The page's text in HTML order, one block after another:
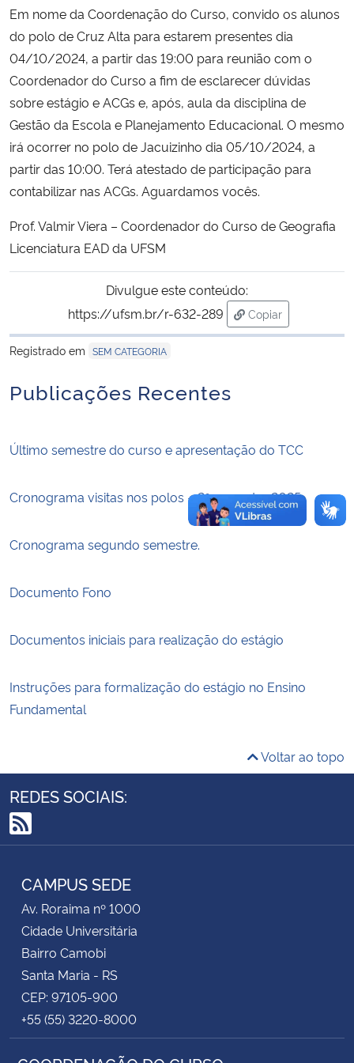
Ministério da Cidadania
Ministério da Saúde
Ministério de Minas e Energia
Ministério do Meio Ambiente
Ministério do Turismo
Controladoria-Geral da União
Ministério da Mulher, da Família e dos Direitos Humanos
Secretaria-Geral
Planalto
Em nome da Coordenação do Curso, convido os alunos
do polo de Cruz Alta para estarem presentes dia
04/10/2024, a partir das 19:00 para reunião com o
Coordenador do Curso a fim de esclarecer dúvidas
sobre estágio e ACGs e, após, aula da disciplina de
Gestão da Escola e Planejamento Educacional. O mesmo
irá ocorrer no polo de Jacuizinho dia 05/10/2024, a
partir das 10:00. Terá atestado de participação para
contabilizar nas ACGs. Aguardamos vocês.
Prof. Valmir Viera – Coordenador do Curso de Geografia
Licenciatura EAD da UFSM
Divulgue este conteúdo:
https://ufsm.br/r-632-289
Copiar
para área de
Registrado em SEM CATEGORIA
Publicações Recentes
Último semestre do curso e apresentação do TCC
Cronograma visitas nos polos – 2º semestre 2025
Cronograma segundo semestre.
Documento Fono
Documentos iniciais para realização do estágio
Instruções para formalização do estágio no Ensino
Fundamental
Voltar ao topo
REDES SOCIAIS:
RSS
CAMPUS SEDE
Av. Roraima nº 1000
Cidade Universitária
Bairro Camobi
Santa Maria - RS
CEP: 97105-900
+55 (55) 3220-8000